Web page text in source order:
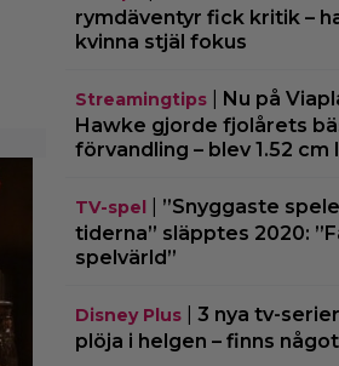
rymdäventyr fick kritik –
kvinna stjäl fokus
Streamingtips| Nu på
Hawke gjorde fjolårets
förvandling – blev 1.52 cm
TV-spel
”Snyggaste
tiderna” släpptes 2020:
spelvärld”
Disney Plus| 3 nya tv-
plöja i helgen – finns